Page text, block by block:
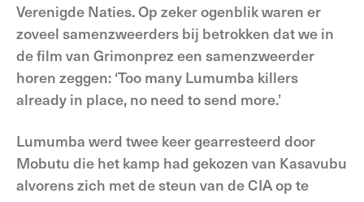
Verenigde Naties. Op zeker ogenblik waren er
zoveel samenzweerders bij betrokken dat we in
de film van Grimonprez een samenzweerder
horen zeggen: ‘Too many Lumumba killers
already in place, no need to send more.’
Lumumba werd twee keer gearresteerd door
Mobutu die het kamp had gekozen van Kasavubu
alvorens zich met de steun van de CIA op te